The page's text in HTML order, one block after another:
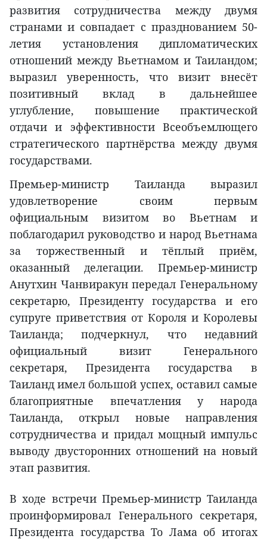
развития сотрудничества между двумя
странами и совпадает с празднованием 50-
летия установления дипломатических
отношений между Вьетнамом и Таиландом;
выразил уверенность, что визит внесёт
позитивный вклад в дальнейшее
углубление, повышение практической
отдачи и эффективности Всеобъемлющего
стратегического партнёрства между двумя
государствами.
Премьер-министр Таиланда выразил
удовлетворение своим первым
официальным визитом во Вьетнам и
поблагодарил руководство и народ Вьетнама
за торжественный и тёплый приём,
оказанный делегации. Премьер-министр
Анутхин Чанвиракун передал Генеральному
секретарю, Президенту государства и его
супруге приветствия от Короля и Королевы
Таиланда; подчеркнул, что недавний
официальный визит Генерального
секретаря, Президента государства в
Таиланд имел большой успех, оставил самые
благоприятные впечатления у народа
Таиланда, открыл новые направления
сотрудничества и придал мощный импульс
выводу двусторонних отношений на новый
этап развития.
В ходе встречи Премьер-министр Таиланда
проинформировал Генерального секретаря,
Президента государства То Лама об итогах